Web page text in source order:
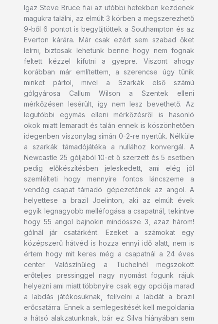
Igaz Steve Bruce fiai az utóbbi hetekben kezdenek
magukra találni, az elmúlt 3 körben a megszerezhető
9-ből 6 pontot is begyűjtöttek a Southampton és az
Everton kárára. Már csak ezért sem szabad őket
leírni, biztosak lehetünk benne hogy nem fognak
feltett kézzel kifutni a gyepre. Viszont ahogy
korábban már említettem, a szerencse úgy tűnik
minket pártol, mivel a Szarkák első számú
gólgyárosa Callum Wilson a Szentek elleni
mérkőzésen lesérült, így nem lesz bevethető. Az
legutóbbi egymás elleni mérkőzésről is hasonló
okok miatt lemaradt és talán ennek is köszönhetően
idegenben viszonylag simán 0-2-re nyertük. Nélküle
a szarkák támadójátéka a nullához konvergál. A
Newcastle 25 góljából 10-et ő szerzett és 5 esetben
pedig előkészítésben jeleskedett, ami elég jól
szemlélteti hogy mennyire fontos láncszeme a
vendég csapat támadó gépezetének az angol. A
helyettese a brazil Joelinton, aki az elmúlt évek
egyik legnagyobb melléfogása a csapatnál, tekintve
hogy 55 angol bajnokin mindössze 3, azaz három!
gólnál jár csatárként. Ezeket a számokat egy
középszerű hátvéd is hozza ennyi idő alatt, nem is
értem hogy mit keres még a csapatnál a 24 éves
center. Valószínűleg a Tuchelnél megszokott
erőteljes pressinggel nagy nyomást fogunk rájuk
helyezni ami miatt többnyire csak egy opciója marad
a labdás játékosuknak, felívelni a labdát a brazil
erőcsatárra. Ennek a semlegesítését kell megoldania
a hátsó alakzatunknak, bár ez Silva hiányában sem